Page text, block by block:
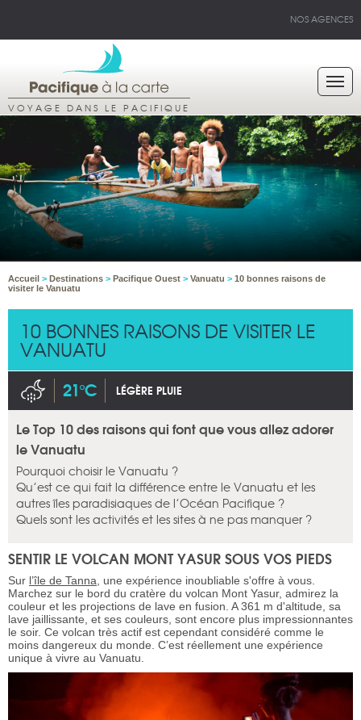
NOS AGENCES
VOYAGE DANS LE PACIFIQUE
Accueil > Destinations > Pacifique Ouest > Vanuatu > 10 bonnes raisons de
visiter le Vanuatu
10 BONNES RAISONS DE VISITER LE
VANUATU
21°C LÉGÈRE PLUIE
Le Top 10 des raisons qui font que vous allez adorer
le Vanuatu
Pourquoi choisir le Vanuatu ?
Qu’est ce qui fait la différence entre le Vanuatu et les
autres îles paradisiaques de l’Océan Pacifique ?
Quels sont les activités et les sites à ne pas manquer ?
SENTIR LE VOLCAN MONT YASUR SOUS VOS PIEDS
Sur l’île de Tanna , une expérience inoubliable s'offre à vous.
Marchez sur le bord du cratère du volcan Mont Yasur, admirez la
couleur et les projections de lave en fusion. A 361 m d'altitude, sa
lave jaillissante, et ses couleurs, sont encore plus impressionnantes
le soir. Ce volcan très actif est cependant considéré comme le
moins dangereux du monde. C’est réellement une expérience
unique à vivre au Vanuatu.